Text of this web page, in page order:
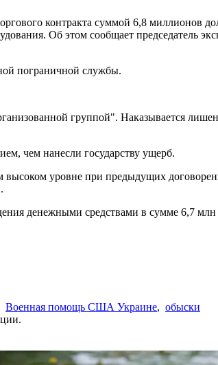
контракта суммой 6,8 миллионов
Об этом сообщает председатель
пограничной службы.
группой". Наказывается
чем нанесли государству ущерб.
уровне при предыдущих
денежными средствами в сумме 6,7 млн
Военная помощь США Украине, обыски